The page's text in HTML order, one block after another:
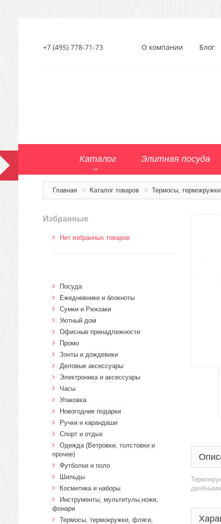
+7 (495) 778-71-73 О компании Блог
Каталог Элитная посуда
Главная > Каталог товаров > Термосы,
двойными
Избранные
Нет избранных товаров
Посуда
Ежедневники и блокноты
Сумки и Рюкзаки
Уютный дом
Офисные принадлежности
Промо
Зонты и дождевики
Деловые аксессуары
Электроника и аксессуары
Часы
Упаковка
Новогодние подарки
Ручки и карандаши
Спорт и отдых
Одежда (Ветровки, толстовки и
прочее)
Футболки и поло
Шильды
Косметика и наборы
Инструменты, мультитулы,ножи,
фонари
Термосы, термокружки, фляги,